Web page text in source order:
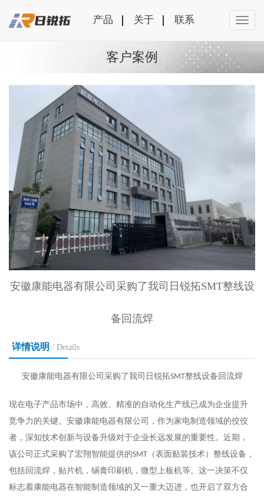
产品 关于 联系
客户案例
安徽康能电器有限公司采购了我司日锐拓SMT整线设
备回流焊
详情说明 / Details
安徽康能电器有限公司采购了我司日锐拓SMT整线设备 回流焊
现在电子产品市场中，高效、精准的自动化生产线已成为企业提升
竞争力的关键。安徽康能电器有限公司，作为家电制造领域的佼佼
者，深知技术创新与设备升级对于企业长远发展的重要性。近期，
该公司正式采购了宏翔智能提供的SMT （表面贴装技术）整线设备，
包括 回流焊 ，贴片机，锡膏印刷机，微型上板机等。 这一决策不仅
标志着康能电器在智能制造领域的又一重大迈进，也开启了双方合